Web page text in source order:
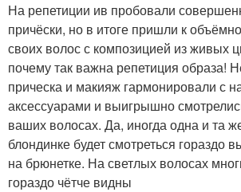
На репетиции ив пробовали
причёски, но в итоге пришли к
своих волос с композицией из живых
почему так важна репетиция образа!
прическа и макияж гармонировали с
аксессуарами и выигрышно
ваших волосах. Да, иногда одна и та
блондинке будет смотреться гораздо
на брюнетке. На светлых волосах
гораздо чётче видны